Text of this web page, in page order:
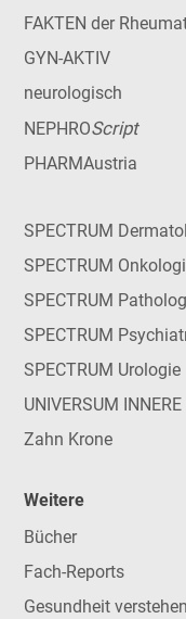
FAKTEN der
GYN-AKTIV
neurologisch
NEPHROScript
PHARMAustria
SPECTRUM
SPECTRUM
SPECTRUM
SPECTRUM
SPECTRUM Urologie
UNIVERSUM
Zahn Krone
Weitere
Bücher
Fach-Reports
Gesundheit verstehen